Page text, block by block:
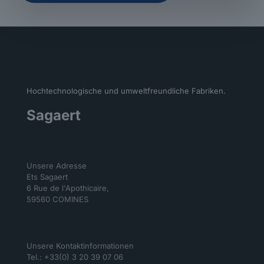
Hochtechnologische und umweltfreundliche Fabriken.
Sagaert
Unsere Adresse
Ets Sagaert
6 Rue de l'Apothicaire,
59560 COMINES
Unsere Kontaktinformationen
Tel.: +33(0) 3 20 39 07 06